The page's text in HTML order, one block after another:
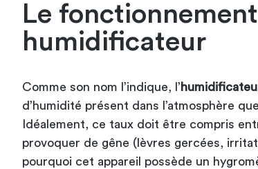
Le fonctionnement
humidificateur
Comme son nom l’indique, l’
d’humidité présent dans l’atmosphère
Idéalement, ce taux doit être compris
provoquer de gêne (lèvres gercées,
pourquoi cet appareil possède un